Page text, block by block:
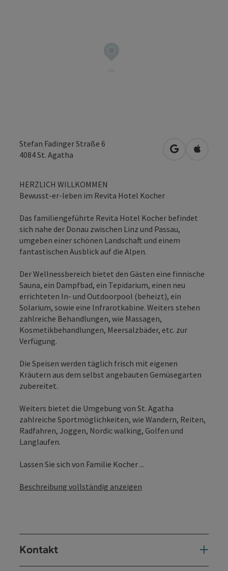
Stefan Fadinger Straße 6
4084St. Agatha in Google
in
HERZLICH WILLKOMMEN
Bewusst-er-leben im Revita Hotel Kocher
Das familiengeführte Revita Hotel Kocher befindet
sich nahe der Donau zwischen Linz und Passau,
umgeben einer schönen Landschaft und einem
fantastischen Ausblick auf die Alpen.
Der Wellnessbereich bietet den Gästen eine finnische
Sauna, ein Dampfbad, ein Tepidarium, einen neu
errichteten In- und Outdoorpool (beheizt), ein
Solarium, sowie eine Infrarotkabine. Weiters stehen
zahlreiche Behandlungen, wie Massagen,
Kosmetikbehandlungen, Meersalzbäder, etc. zur
Verfügung.
Die Speisen werden täglich frisch mit eigenen
Kräutern aus dem selbst angebauten Gemüsegarten
zubereitet.
Weiters bietet die Umgebung von St. Agatha
zahlreiche Sportmöglichkeiten, wie Wandern, Reiten,
Radfahren, Joggen, Nordic walking, Golfen und
Langlaufen.
Lassen Sie sich von Familie Kocher ...
Beschreibung vollständig anzeigen
Kontakt